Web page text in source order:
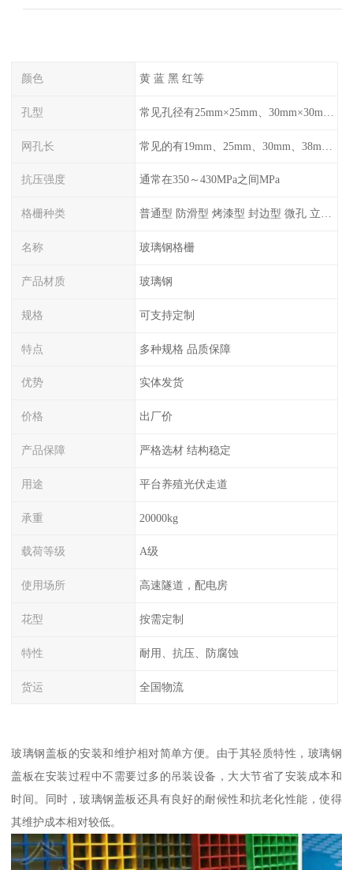
颜色 黄 蓝 黑 红等
孔型
网孔长
抗压强度 通常在350～430MPa之间MPa
格栅种类 普通型 防滑型 ‌烤漆型 封边型 ‌微孔 立体 加砂覆面型 平面型
名称 玻璃钢格栅
产品材质 玻璃钢
规格 可支持定制
特点 多种规格 品质保障
优势 实体发货
价格 出厂价
产品保障 严格选材 结构稳定
用途 平台养殖光伏走道
承重 20000kg
载荷等级 A级
使用场所 高速隧道，配电房
花型 按需定制
特性 耐用、抗压、防腐蚀
货运 全国物流
玻璃钢盖板的安装和维护相对简单方便。由于其轻质特性，玻璃钢
盖板在安装过程中不需要过多的吊装设备，大大节省了安装成本和
时间。同时，玻璃钢盖板还具有良好的耐候性和抗老化性能，使得
其维护成本相对较低。